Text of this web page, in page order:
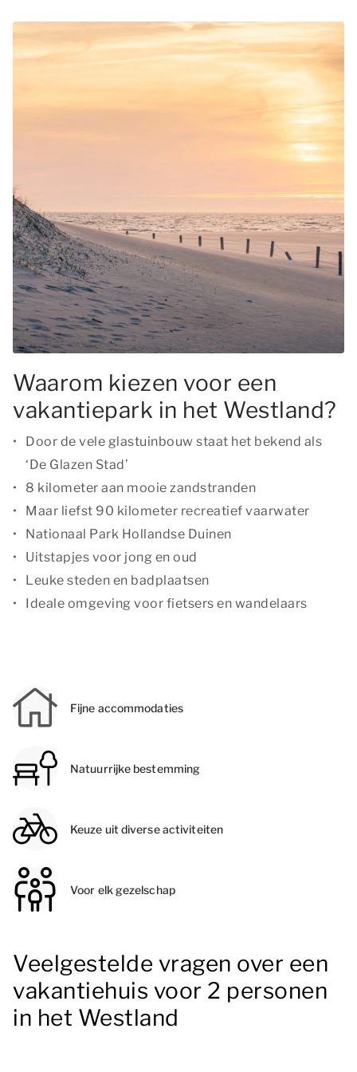
Waarom kiezen voor een
vakantiepark in het Westland?
Door de vele glastuinbouw staat het bekend als
‘De Glazen Stad’
8 kilometer aan mooie zandstranden
Maar liefst 90 kilometer recreatief vaarwater
Nationaal Park Hollandse Duinen
Uitstapjes voor jong en oud
Leuke steden en badplaatsen
Ideale omgeving voor fietsers en wandelaars
Fijne accommodaties
Natuurrijke bestemming
Keuze uit diverse activiteiten
Voor elk gezelschap
Veelgestelde vragen over een
vakantiehuis voor 2 personen
in het Westland